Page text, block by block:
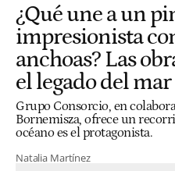
¿Qué une a un
impresionista
anchoas? Las
el legado del mar
Grupo Consorcio, en
Bornemisza, ofrece un
océano es el protagonista.
Natalia Martínez